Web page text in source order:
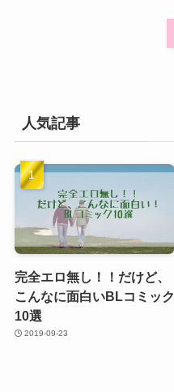
人気記事
完全エロ無し！！だけど、
こんなに面白いBLコミック
10選
2019-09-23